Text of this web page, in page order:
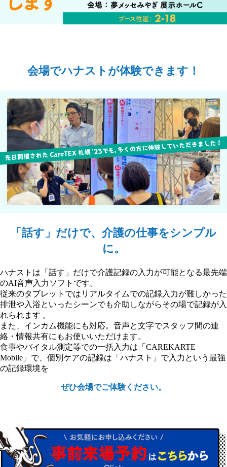
会場でハナストが体験できます！
「話す」だけで、介護の仕事をシンプル
に。
ハナストは「話す」だけで介護記録の入力が可能となる最先端
のAI音声入力ソフトです。
従来のタブレットではリアルタイムでの記録入力が難しかった
排泄や入浴といったシーンでも介助しながらその場で記録が入
れられます 。
また、インカム機能にも対応。音声と文字でスタッフ間の連
絡・情報共有にもお使いいただけます。
食事やバイタル測定等での一括入力は「CAREKARTE
Mobile」で、個別ケアの記録は「ハナスト」で入力という最強
の記録環境を
ぜひ会場でご体験ください。